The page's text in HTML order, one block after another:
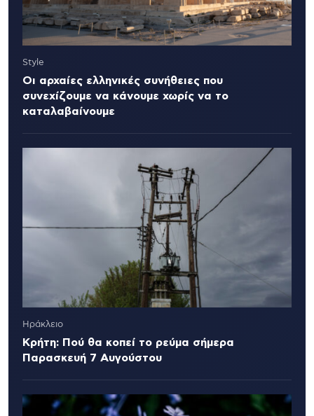
Style
Οι αρχαίες ελληνικές συνήθειες που
συνεχίζουμε να κάνουμε χωρίς να το
καταλαβαίνουμε
Ηράκλειο
Κρήτη: Πού θα κοπεί το ρεύμα σήμερα
Παρασκευή 7 Αυγούστου